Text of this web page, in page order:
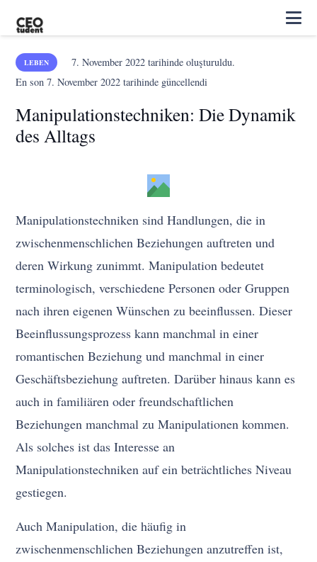
LEBEN 7. November 2022tarihinde oluşturuldu.
En son7. November 2022 tarihinde güncellendi
Manipulationstechniken: Die Dynamik
des Alltags
Manipulationstechniken sind Handlungen, die in
zwischenmenschlichen Beziehungen auftreten und
deren Wirkung zunimmt. Manipulation bedeutet
terminologisch, verschiedene Personen oder Gruppen
nach ihren eigenen Wünschen zu beeinflussen. Dieser
Beeinflussungsprozess kann manchmal in einer
romantischen Beziehung und manchmal in einer
Geschäftsbeziehung auftreten. Darüber hinaus kann es
auch in familiären oder freundschaftlichen
Beziehungen manchmal zu Manipulationen kommen.
Als solches ist das Interesse an
Manipulationstechniken auf ein beträchtliches Niveau
gestiegen.
Auch Manipulation, die häufig in
zwischenmenschlichen Beziehungen anzutreffen ist,